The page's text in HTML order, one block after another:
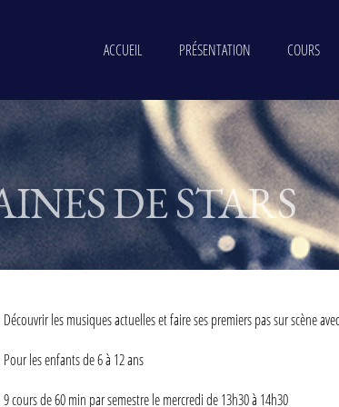
ACCUEIL PRÉSENTATION COURS
DE STARS
Découvrir les musiques actuelles et faire ses premiers pas sur scène
Pour les enfants de 6 à 12 ans
9 cours de 60 min par semestre le mercredi de 13h30 à 14h30